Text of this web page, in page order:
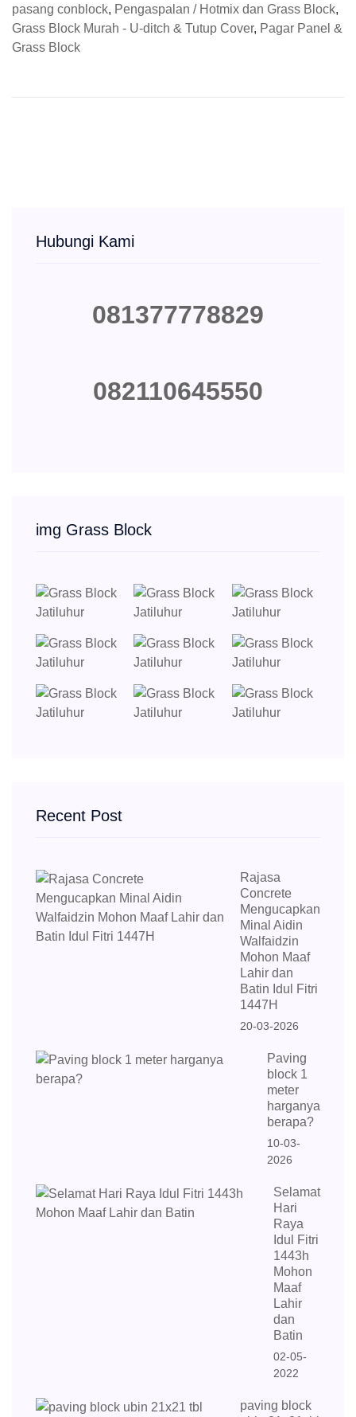
pasang conblock, Pengaspalan / Hotmix dan Grass Block,
Grass Block Murah - U-ditch & Tutup Cover, Pagar Panel &
Grass Block
Hubungi Kami
081377778829
082110645550
img Grass Block
Recent Post
Rajasa
Concrete
Mengucapkan
Minal Aidin
Walfaidzin
Mohon Maaf
Lahir dan
Batin Idul Fitri
1447H
20-03-2026
Paving
block 1
meter
harganya
berapa?
10-03-
2026
Selamat
Hari
Raya
Idul Fitri
1443h
Mohon
Maaf
Lahir
dan
Batin
02-05-
2022
paving block